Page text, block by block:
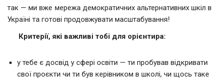
так — ми вже мережа демократичних альтернативних шкіл в
Україні та готові продовжувати масштабування!
Критерії, які важливі тобі для орієнтира:
у тебе є досвід у сфері освіти — ти пробував відкривати
свої проєкти чи ти був керівником в школі, чи щось таке